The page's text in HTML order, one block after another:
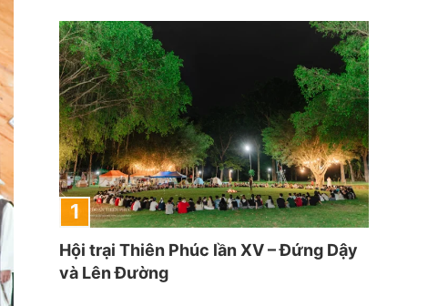
Hội trại Thiên Phúc lần XV – Đứng Dậy
và Lên Đường